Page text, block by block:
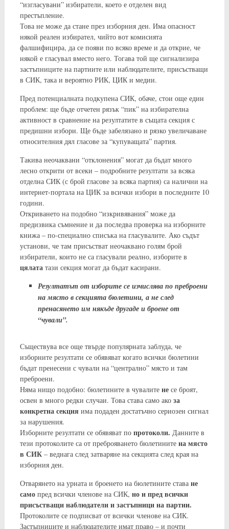
“изгласувани” избиратели, което е отделен вид
престъпление.
Това не може да стане през изборния ден. Има опасност
някой реален избирател, чийто вот комисията
фалшифицира, да се появи по всяко време и да открие, че
някой е гласувал вместо него. Тогава той ще сигнализира
застъпниците на партиите или наблюдателите, присъстващи
в СИК, така и вероятно РИК, ЦИК и медии.
Пред потенциалната подкупена СИК, обаче, стои още един
проблем: ще бъде отчетен рязък “пик” на избирателна
активност в сравнение на резултатите в същата секция с
предишни избори. Ще бъде забелязано и рязко увеличаване
относителния дял гласове за “купуващата” партия.
Такива неочаквани “отклонения” могат да бъдат много
лесно открити от всеки – подробните резултати за всяка
отделна СИК (с брой гласове за всяка партия) са налични на
интернет-портала на ЦИК за всички избори в последните 10
години.
Откриването на подобно “изкривявания” може да
предизвика съмнение и да последва проверка на изборните
книжа – по-специално списъка на гласувалите. Ако съдът
установи, че там присъстват неочаквано голям брой
избиратели, които не са гласували реално, изборите в
цялататази секция могат да бъдат касирани.
Резултатът от изборите се изчислява по преброени
на място в секцията бюлетини, а не след
пренасянето им някъде другаде и броене от
“чували”.
Съществува все още твърде популярната заблуда, че
изборните резултати се обявяват когато всички бюлетини
бъдат пренесени с чували на “централно” място и там
преброени.
Няма нищо подобно: бюлетините в чувалите несе броят,
освен в много редки случаи. Това става само ако за
конкретна секция има подаден достатъчно сериозен сигнал
за нарушения.
Изборните резултати се обявяват по протоколи. Данните в
тези протоколите са от преброяването бюлетините на място
в СИК – веднага след затваряне на секцията след края на
изборния ден.
Отварянето на урната и броенето на бюлетините става не
самопред всички членове на СИК, но и пред всички
присъстващи наблюдатели и застъпници на партии.
Протоколите се подписват от всички членове на СИК.
Застъпниците и наблюдателите имат право – и почти